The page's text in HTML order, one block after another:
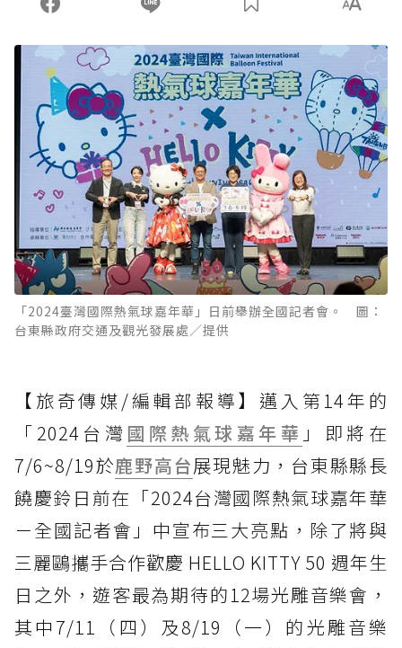
「2024臺灣國際熱氣球嘉年華」日前舉辦全國記者會。 圖：
台東縣政府交通及觀光發展處／提供
【旅奇傳媒/編輯部報導】邁入第14年的
「2024台灣 國際熱氣球嘉年華 」即將在
7/6~8/19於鹿野高台展現魅力，台東縣縣長
饒慶鈴日前在「2024台灣國際熱氣球嘉年華
－全國記者會」中宣布三大亮點，除了將與
三麗鷗攜手合作歡慶 HELLO KITTY 50 週年生
日之外，遊客最為期待的12場光雕音樂會，
其中7/11（四）及8/19（一）的光雕音樂